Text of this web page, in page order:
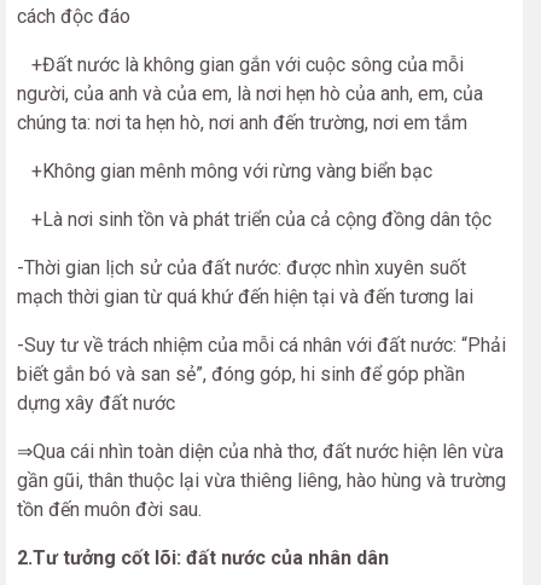
cách độc đáo
+Đất nước là không gian gắn với cuộc sông của mỗi
người, của anh và của em, là nơi hẹn hò của anh, em, của
chúng ta: nơi ta hẹn hò, nơi anh đến trường, nơi em tắm
+Không gian mênh mông với rừng vàng biển bạc
+Là nơi sinh tồn và phát triển của cả cộng đồng dân tộc
-Thời gian lịch sử của đất nước: được nhìn xuyên suốt
mạch thời gian từ quá khứ đến hiện tại và đến tương lai
-Suy tư về trách nhiệm của mỗi cá nhân với đất nước: “Phải
biết gắn bó và san sẻ”, đóng góp, hi sinh để góp phần
dựng xây đất nước
⇒Qua cái nhìn toàn diện của nhà thơ, đất nước hiện lên vừa
gần gũi, thân thuộc lại vừa thiêng liêng, hào hùng và trường
tồn đến muôn đời sau.
2.Tư tưởng cốt lõi: đất nước của nhân dân